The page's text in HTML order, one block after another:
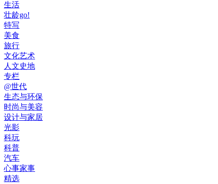
生活
壮龄go!
特写
美食
旅行
文化艺术
人文史地
专栏
@世代
生态与环保
时尚与美容
设计与家居
光影
科玩
科普
汽车
心事家事
精选